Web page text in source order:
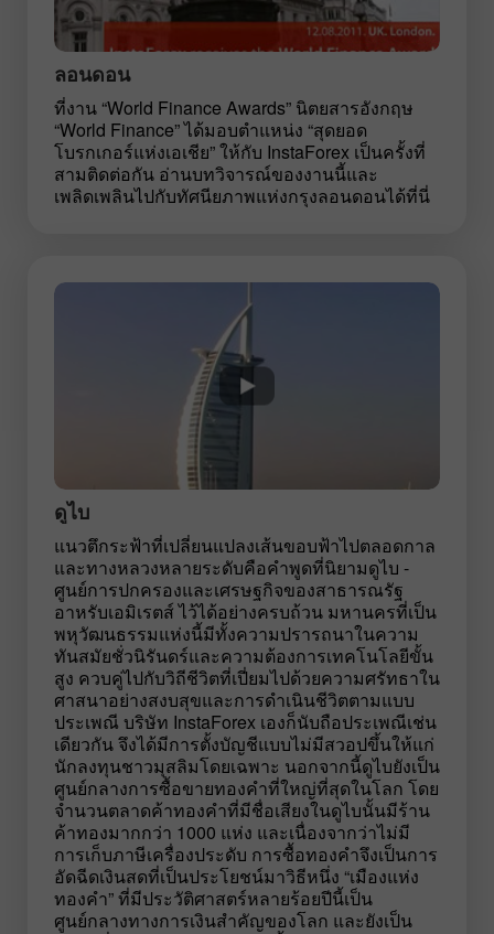
ลอนดอน
ที่งาน “World Finance Awards” นิตยสารอังกฤษ
“World Finance” ได้มอบตำแหน่ง “สุดยอด
โบรกเกอร์แห่งเอเชีย” ให้กับ InstaForex เป็นครั้งที่
สามติดต่อกัน อ่านบทวิจารณ์ของงานนี้และ
เพลิดเพลินไปกับทัศนียภาพแห่งกรุงลอนดอนได้ที่นี่
ดูไบ
แนวตึกระฟ้าที่เปลี่ยนแปลงเส้นขอบฟ้าไปตลอดกาล
และทางหลวงหลายระดับคือคำพูดที่นิยามดูไบ -
ศูนย์การปกครองและเศรษฐกิจของสาธารณรัฐ
อาหรับเอมิเรตส์ ไว้ได้อย่างครบถ้วน มหานครที่เป็น
พหุวัฒนธรรมแห่งนี้มีทั้งความปรารถนาในความ
ทันสมัยชั่วนิรันดร์และความต้องการเทคโนโลยีขั้น
สูง ควบคู่ไปกับวิถีชีวิตที่เปี่ยมไปด้วยความศรัทธาใน
ศาสนาอย่างสงบสุขและการดำเนินชีวิตตามแบบ
ประเพณี บริษัท InstaForex เองก็นับถือประเพณีเช่น
เดียวกัน จึงได้มีการตั้งบัญชีแบบไม่มีสวอปขึ้นให้แก่
นักลงทุนชาวมุสลิมโดยเฉพาะ นอกจากนี้ดูไบยังเป็น
ศูนย์กลางการซื้อขายทองคำที่ใหญ่ที่สุดในโลก โดย
จำนวนตลาดค้าทองคำที่มีชื่อเสียงในดูไบนั้นมีร้าน
ค้าทองมากกว่า 1000 แห่ง และเนื่องจากว่าไม่มี
การเก็บภาษีเครื่องประดับ การซื้อทองคำจึงเป็นการ
อัดฉีดเงินสดที่เป็นประโยชน์มาวิธีหนึ่ง “เมืองแห่ง
ทองคำ” ที่มีประวัติศาสตร์หลายร้อยปีนี้เป็น
ศูนย์กลางทางการเงินสำคัญของโลก และยังเป็น